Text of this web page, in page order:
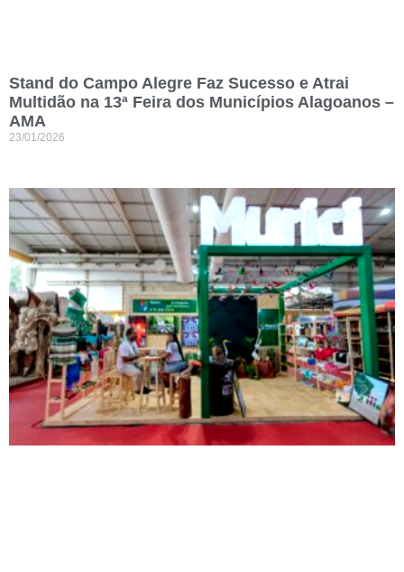
Stand do Campo Alegre Faz Sucesso e Atrai
Multidão na 13ª Feira dos Municípios Alagoanos –
AMA
23/01/2026